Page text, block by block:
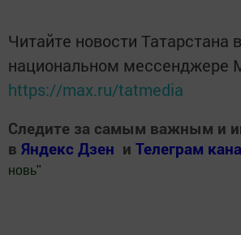
Читайте новости Татарстана в
национальном мессенджере
https://max.ru/tatmedia
Следите за самым важным и
в Яндекс Дзен и Телеграм
новь"